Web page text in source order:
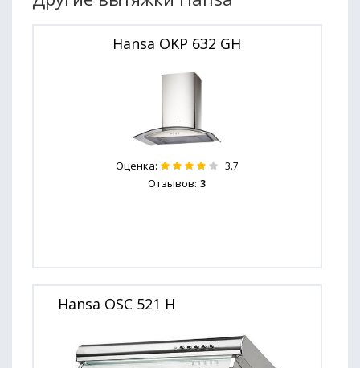
Hansa OKP 632 GH
Оценка: 3.7
Отзывов: 3
Hansa OSC 521 H